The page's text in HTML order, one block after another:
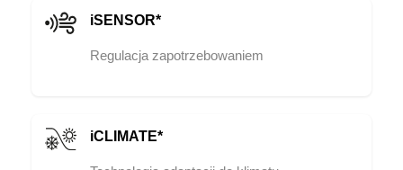
iSENSOR*
Regulacja zapotrzebowaniem
iCLIMATE*